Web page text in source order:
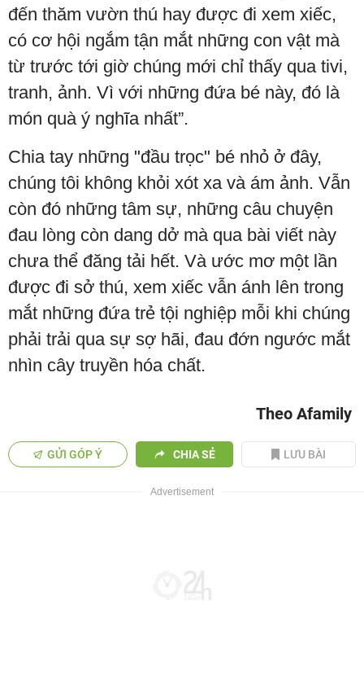
đến thăm vườn thú hay được đi xem xiếc,
có cơ hội ngắm tận mắt những con vật mà
từ trước tới giờ chúng mới chỉ thấy qua tivi,
tranh, ảnh. Vì với những đứa bé này, đó là
món quà ý nghĩa nhất”.
Chia tay những "đầu trọc" bé nhỏ ở đây,
chúng tôi không khỏi xót xa và ám ảnh. Vẫn
còn đó những tâm sự, những câu chuyện
đau lòng còn dang dở mà qua bài viết này
chưa thể đăng tải hết. Và ước mơ một lần
được đi sở thú, xem xiếc vẫn ánh lên trong
mắt những đứa trẻ tội nghiệp mỗi khi chúng
phải trải qua sự sợ hãi, đau đớn ngước mắt
nhìn cây truyền hóa chất.
Theo Afamily
GỬI GÓP Ý CHIA SẺ LƯU BÀI